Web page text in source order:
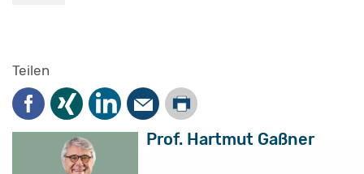
Teilen
Facebook
Xing LinkedInMail Drucken
Prof. Hartmut Gaßner